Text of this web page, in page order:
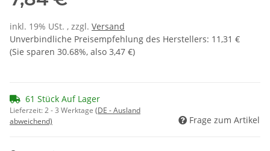
inkl. 19% USt. , zzgl. Versand
Unverbindliche Preisempfehlung des Herstellers: 11,31 €
(Sie sparen 30.68%, also 3,47 €)
61 Stück Auf Lager
Lieferzeit:2 - 3 Werktage (DE - Ausland
abweichend)
Frage zum Artikel